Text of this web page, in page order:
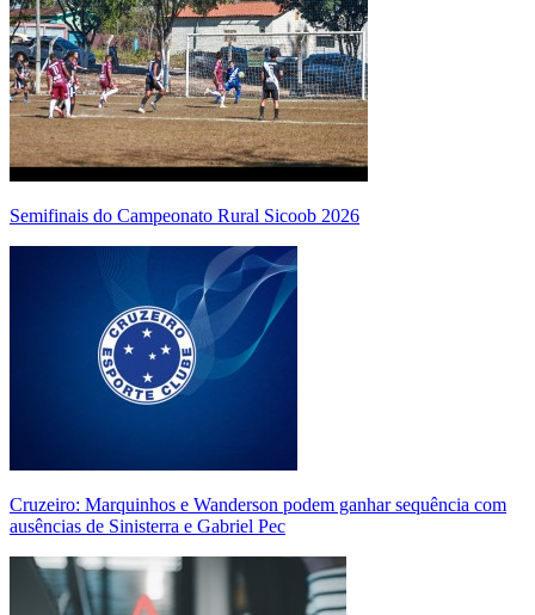
Semifinais do Campeonato Rural Sicoob 2026
Cruzeiro: Marquinhos e Wanderson podem ganhar sequência com
ausências de Sinisterra e Gabriel Pec